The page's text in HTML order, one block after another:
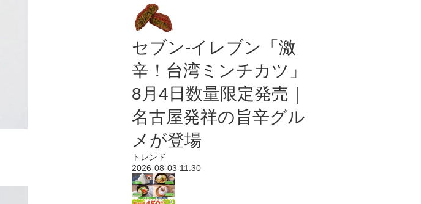
セブン-イレブン「激
辛！台湾ミンチカツ」
8月4日数量限定発売｜
名古屋発祥の旨辛グル
メが登場
トレンド
2026-08-03 11:30